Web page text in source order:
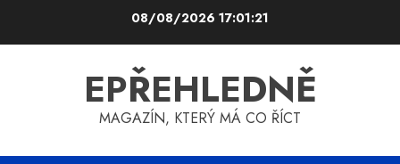
08/08/2026 17:01:22
EPŘEHLEDNĚ
MAGAZÍN, KTERÝ MÁ CO ŘÍCT